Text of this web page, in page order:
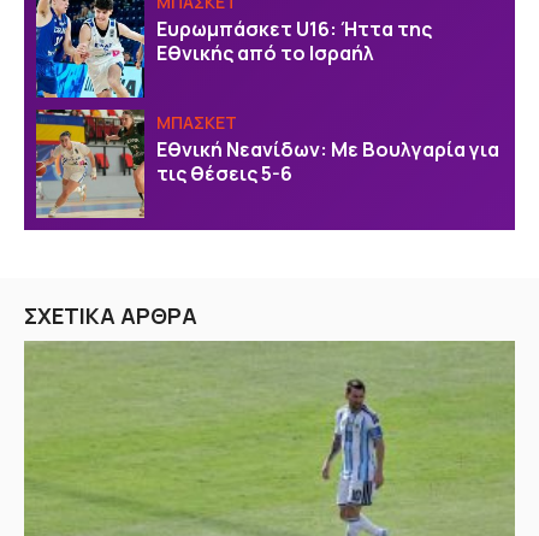
Ευρωμπάσκετ U16: Ήττα της
Εθνικής από το Ισραήλ
ΜΠΑΣΚΕΤ
Εθνική Νεανίδων: Με Βουλγαρία για
τις θέσεις 5-6
ΣΧΕΤΙΚΑ ΑΡΘΡΑ